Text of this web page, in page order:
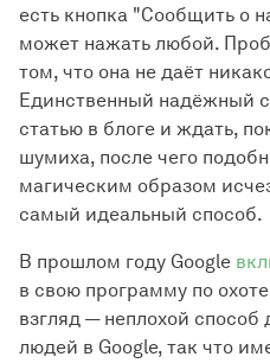
есть кнопка "Сообщить о
может нажать любой.
том, что она не даёт
Единственный надёжный
статью в блоге и ждать,
шумиха, после чего
магическим образом
самый идеальный способ.
В прошлом году Google
в свою программу по
взгляд — неплохой способ
людей в Google, так что